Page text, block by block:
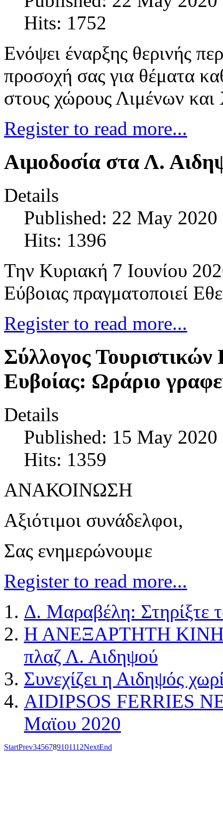
Hits: 1752
Ενόψει έναρξης θερινής
προσοχή σας για θέματα
στους χώρους Λιμένων
Register to read more...
Αιμοδοσία στα Λ.
Details
Published: 22 May 2020
Hits: 1396
Την Κυριακή 7 Ιουνίου
Εύβοιας πραγματοποιεί
Register to read more...
Σύλλογος
Ευβοίας: Ωράριο
Details
Published: 15 May 2020
Hits: 1359
ΑΝΑΚΟΙΝΩΣΗ
Αξιότιμοι συνάδελφοι,
Σας ενημερώνουμε
Register to read more...
Δ. Μαραβέλη: Στηρίξτε
Η ΑΝΕΞΑΡΤΗΤΗ
πλαζ Λ. Αιδηψού
Συνεχίζει η Αιδηψός
AIDIPSOS FERRIES
Μαϊου 2020
StartPrev3456789101112NextEnd